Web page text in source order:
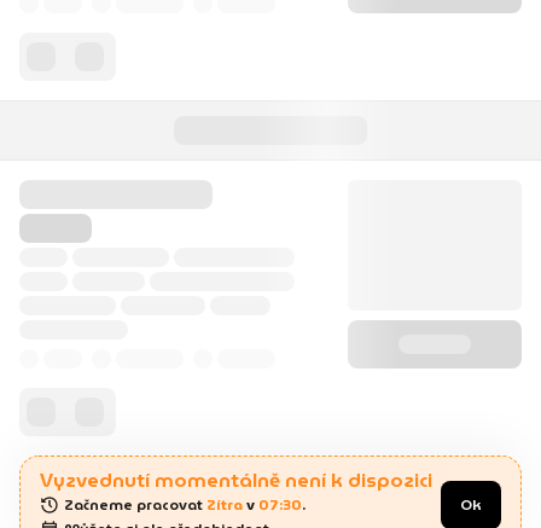
Vyzvednutí momentálně není k dispozici
Začneme pracovat Zítra v 07:30.
Ok